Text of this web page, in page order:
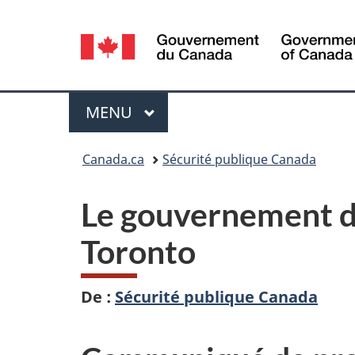
Sélection
de
la
langue
Menu
MENU PRINCIPAL
Canada.ca Sécurité publique Canada
Le gouvernement
Toronto
De : Sécurité publique Canada